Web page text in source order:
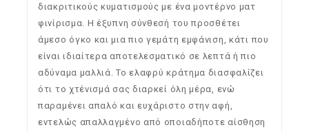
διακριτικούς κυματισμούς με ένα μοντέρνο ματ
φινίρισμα. Η έξυπνη σύνθεσή του προσθέτει
άμεσο όγκο και μια πιο γεμάτη εμφάνιση, κάτι που
είναι ιδιαίτερα αποτελεσματικό σε λεπτά ή πιο
αδύναμα μαλλιά. Το ελαφρύ κράτημα διασφαλίζει
ότι το χτένισμά σας διαρκεί όλη μέρα, ενώ
παραμένει απαλό και ευχάριστο στην αφή,
εντελώς απαλλαγμένο από οποιαδήποτε αίσθηση